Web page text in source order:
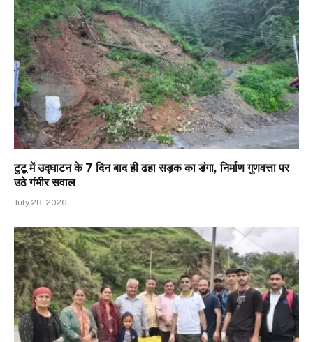
टुटू में उद्घाटन के 7 दिन बाद ही ढहा सड़क का डंगा, निर्माण गुणवत्ता पर
उठे गंभीर सवाल
July 28, 2026